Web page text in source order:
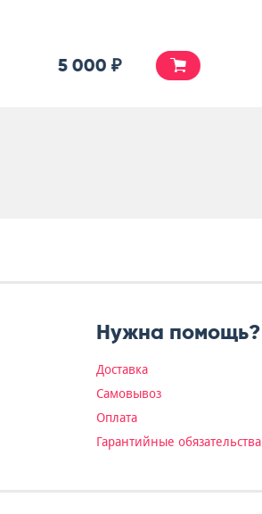
3 500 ₽
Нужна помощь?
Доставка
Самовывоз
Оплата
Гарантийные обязательства